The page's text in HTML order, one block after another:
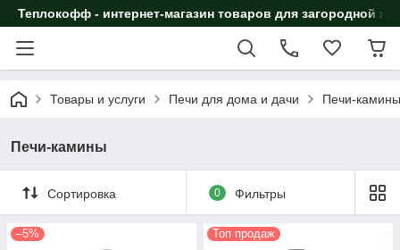
Теплокофф - интернет-магазин товаров для загородной
Товары и услуги Печи для дома и дачи Печи-камины
Печи-камины
Сортировка 0 Фильтры
–5% Топ продаж